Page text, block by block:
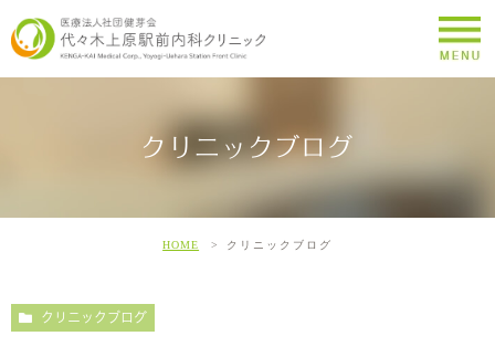
クリニックブログ
HOME クリニックブログ
クリニックブログ